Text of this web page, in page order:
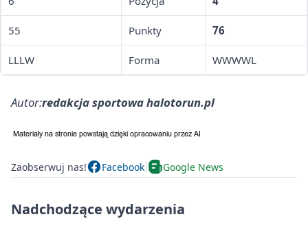
55 Punkty 76
LLLW Forma WWWWL
Autor:redakcja sportowa halotorun.pl
Zaobserwuj nas! Facebook Google News
Nadchodzące wydarzenia